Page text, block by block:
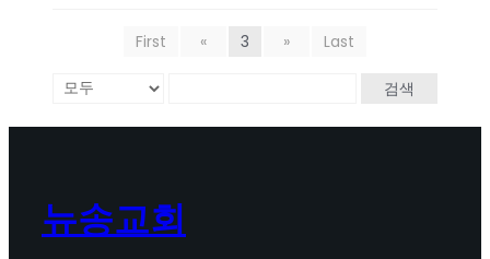
First « 3 » Last
검색
뉴송교회